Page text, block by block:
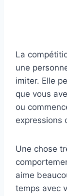
La
une
imiter. Elle
que vous
ou
expressions
Une chose
aime
temps avec